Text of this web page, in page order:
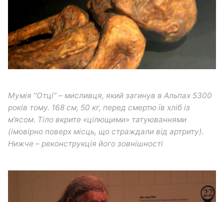
Мумія “Отці” – мисливця, який загинув в Альпах 5300
років тому. 168 см, 50 кг, перед смертю їв хліб із
м’ясом. Тіло вкрите «цілющими» татуюваннями
(імовірно поверх місць, що страждали від артриту).
Нижче – реконструкція його зовнішності